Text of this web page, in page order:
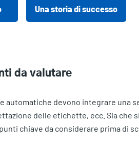
Una storia di successo
da valutare
devono integrare una
delle etichette, ecc. Sia che
chiave da considerare prima di